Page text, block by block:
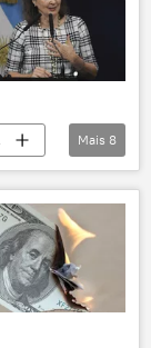
Mais 8